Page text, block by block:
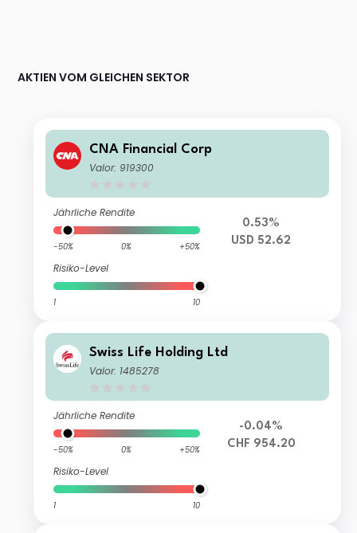
AKTIEN VOM GLEICHEN SEKTOR
CNA Financial Corp
Valor: 919300
Jährliche Rendite
-50% 0% +50%
Risiko-Level
1 10
0.53%
USD 52.62
Swiss Life Holding Ltd
Valor: 1485278
Jährliche Rendite
-50% 0% +50%
Risiko-Level
1 10
-0.04%
CHF 954.20